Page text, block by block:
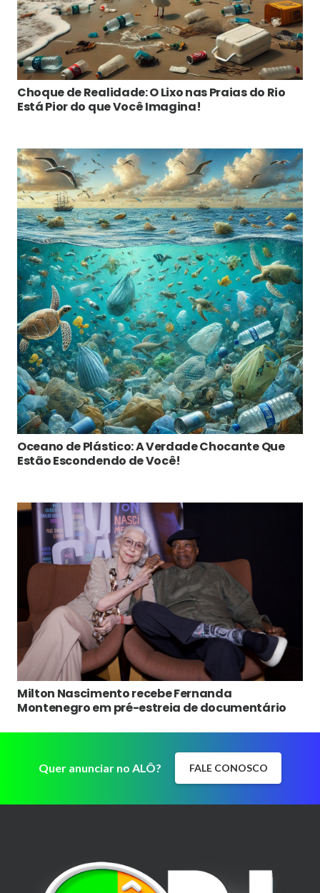
Choque de Realidade: O Lixo nas Praias do Rio
Está Pior do que Você Imagina!
Oceano de Plástico: A Verdade Chocante Que
Estão Escondendo de Você!
Milton Nascimento recebe Fernanda
Montenegro em pré-estreia de documentário
Quer anunciar no ALÔ? FALE CONOSCO